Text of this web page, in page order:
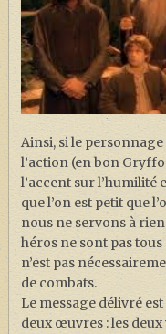
Ainsi, si le
l’action (en bon
l’accent sur l’humilité
que l’on est petit que
nous ne servons à
héros ne sont pas
n’est pas
de combats.
Le message délivré
deux œuvres : les